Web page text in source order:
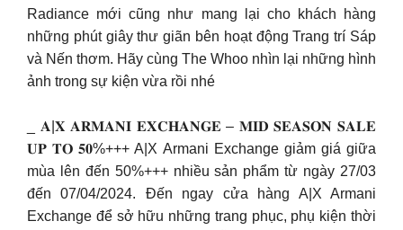
Radiance mới cũng như mang lại cho khách hàng
những phút giây thư giãn bên hoạt động Trang trí Sáp
và Nến thơm. Hãy cùng The Whoo nhìn lại những hình
ảnh trong sự kiện vừa rồi nhé
_ 𝐀|𝐗 𝐀𝐑𝐌𝐀𝐍𝐈 𝐄𝐗𝐂𝐇𝐀𝐍𝐆𝐄 – 𝐌𝐈𝐃 𝐒𝐄𝐀𝐒𝐎𝐍 𝐒𝐀𝐋𝐄
𝐔𝐏 𝐓𝐎 𝟓𝟎%+++ A|X Armani Exchange giảm giá giữa
mùa lên đến 50%+++ nhiều sản phẩm từ ngày 27/03
đến 07/04/2024. Đến ngay cửa hàng A|X Armani
Exchange để sở hữu những trang phục, phụ kiện thời